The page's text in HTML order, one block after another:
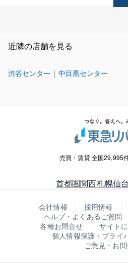
近隣の店舗を見る
渋谷センター 中目黒センター
売買・賃貸 全国29,995
首都圏関西札幌仙
会社情報 採用情報
ヘルプ・よくあるご質問
各種お問合せ
サイト
個人情報保護・プライ
ご意見・お